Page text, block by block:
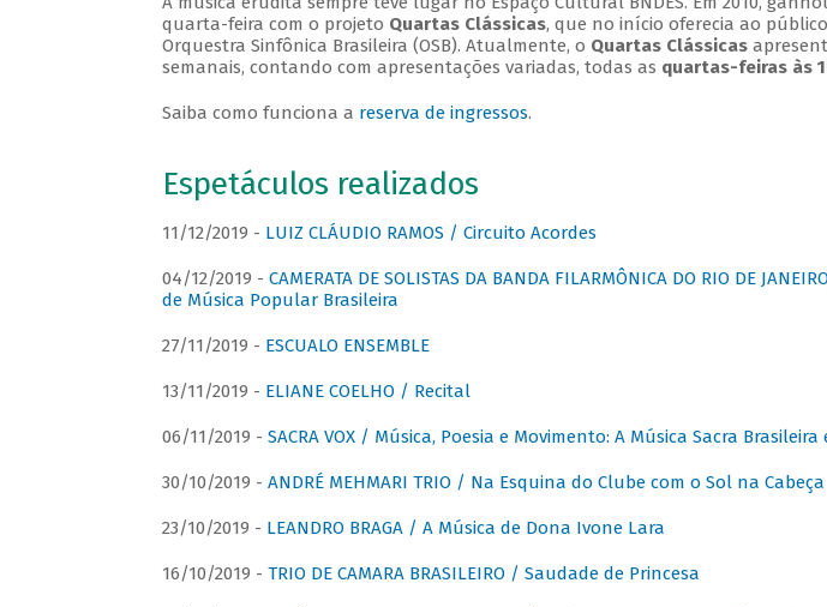
quarta-feira com o projeto Quartas Clássicas, que no início oferecia ao
Orquestra Sinfônica Brasileira (OSB). Atualmente, o Quartas Clássicas
semanais, contando com apresentações variadas, todas as quartas-feiras às
Saiba como funciona a reserva de ingressos.
Espetáculos realizados
11/12/2019 - LUIZ CLÁUDIO RAMOS / Circuito Acordes
04/12/2019 - CAMERATA DE SOLISTAS DA BANDA FILARMÔNICA DO RIO DE
de Música Popular Brasileira
27/11/2019 - ESCUALO ENSEMBLE
13/11/2019 - ELIANE COELHO / Recital
06/11/2019 - SACRA VOX / Música, Poesia e Movimento: A Música Sacra
30/10/2019 - ANDRÉ MEHMARI TRIO / Na Esquina do Clube com o Sol na Cabeça
23/10/2019 - LEANDRO BRAGA / A Música de Dona Ivone Lara
16/10/2019 - TRIO DE CAMARA BRASILEIRO / Saudade de Princesa